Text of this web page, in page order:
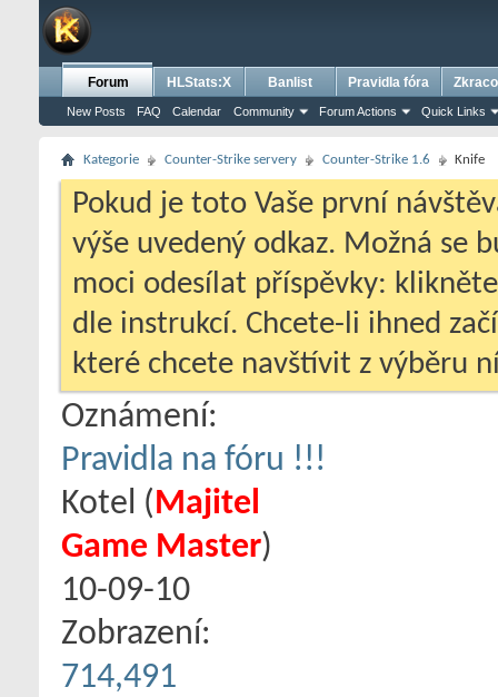
Forum
New Posts FAQ Calendar Community Forum Actions Quick Links
HLStats:X Banlist Pravidla fóra
Kategorie Counter-Strike servery Counter-Strike 1.6 Knife
Pokud je toto Vaše první
výše uvedený odkaz. Možná se
moci odesílat příspěvky:
dle instrukcí. Chcete-li ihned
které chcete navštívit z výběru
Oznámení:
Pravidla na fóru !!!
Kotel ‎(Majitel
Game Master)
10-09-10
Zobrazení:
714,491